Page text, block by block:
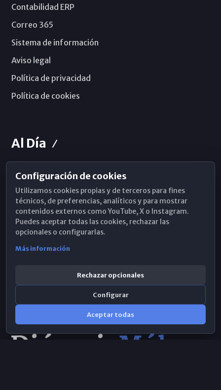
Contabilidad ERP
Correo 365
Sistema de información
Aviso legal
Política de privacidad
Política de cookies
Al Día
Horarios de Misa
Hemeroteca
WhatsApp
Configuración de cookies
Utilizamos cookies propias y de terceros para fines
técnicos, de preferencias, analíticos y para mostrar
contenidos externos como YouTube, X o Instagram.
Puedes aceptar todas las cookies, rechazar las
opcionales o configurarlas.
Más información
Rechazar opcionales
Configurar
Aceptar todas